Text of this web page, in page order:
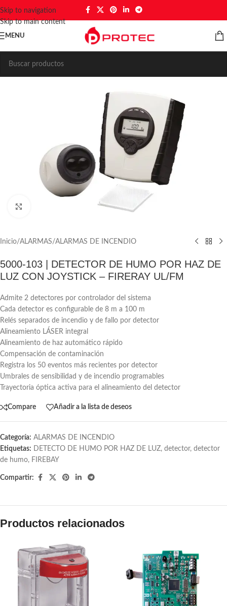
Skip to navigation
Skip to main content
MENU
Inicio/ALARMAS/ALARMAS DE INCENDIO
5000-103 | DETECTOR DE HUMO POR HAZ DE
LUZ CON JOYSTICK – FIRERAY UL/FM
Admite 2 detectores por controlador del sistema
Cada detector es configurable de 8 m a 100 m
Relés separados de incendio y de fallo por detector
Alineamiento LÁSER integral
Alineamiento de haz automático rápido
Compensación de contaminación
Registra los 50 eventos más recientes por detector
Umbrales de sensibilidad y de incendio programables
Trayectoria óptica activa para el alineamiento del detector
Compare Añadir a la lista de deseos
Categoría: ALARMAS DE INCENDIO
Etiquetas: DETECTO DE HUMO POR HAZ DE LUZ, detector, detector
de humo, FIREBAY
Compartir:
Productos relacionados